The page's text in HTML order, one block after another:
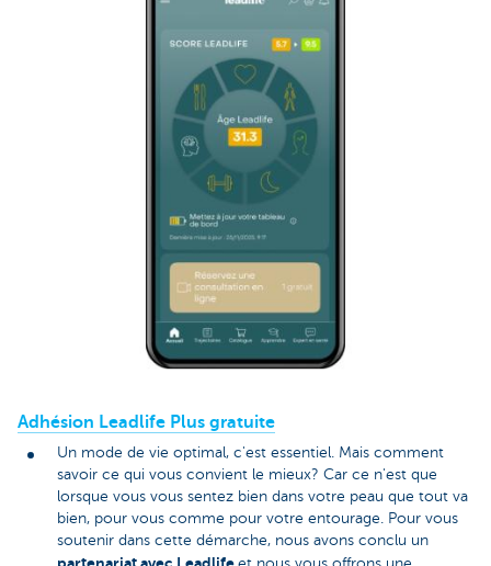
Adhésion Leadlife Plus gratuite
Un mode de vie optimal, c'est essentiel. Mais comment
savoir ce qui vous convient le mieux? Car ce n'est que
lorsque vous vous sentez bien dans votre peau que tout va
bien, pour vous comme pour votre entourage. Pour vous
soutenir dans cette démarche, nous avons conclu un